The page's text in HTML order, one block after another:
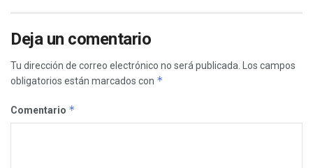
Deja un comentario
Tu dirección de correo electrónico no será publicada.
Los campos
obligatorios están marcados con *
Comentario *